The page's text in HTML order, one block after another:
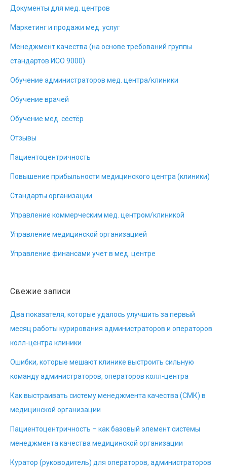
Документы для мед. центров
Маркетинг и продажи мед. услуг
Менеджмент качества (на основе требований группы
стандартов ИСО 9000)
Обучение администраторов мед. центра/клиники
Обучение врачей
Обучение мед. сестёр
Отзывы
Пациентоцентричность
Повышение прибыльности медицинского центра (клиники)
Стандарты организации
Управление коммерческим мед. центром/клиникой
Управление медицинской организацией
Управление финансами учет в мед. центре
Свежие записи
Два показателя, которые удалось улучшить за первый
месяц работы курирования администраторов и операторов
колл-центра клиники
Ошибки, которые мешают клинике выстроить сильную
команду администраторов, операторов колл-центра
Как выстраивать систему менеджмента качества (СМК) в
медицинской организации
Пациентоцентричность – как базовый элемент системы
менеджмента качества медицинской организации
Куратор (руководитель) для операторов, администраторов